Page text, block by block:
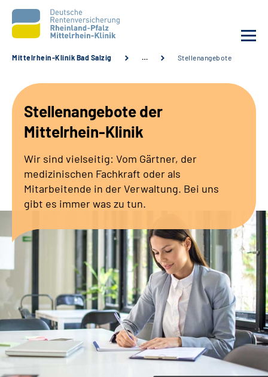
Unsere Angebote
Karriere
Zuweisende &
Leichte Sprache
Gebärdensprache
Mittelrhein-Klinik Bad Salzig … Stellenangebote
Stellenangebote der
Mittelrhein-Klinik
Wir sind vielseitig: Vom Gärtner, der
medizinischen Fachkraft oder als
Mitarbeitende in der Verwaltung. Bei uns
gibt es immer was zu tun.